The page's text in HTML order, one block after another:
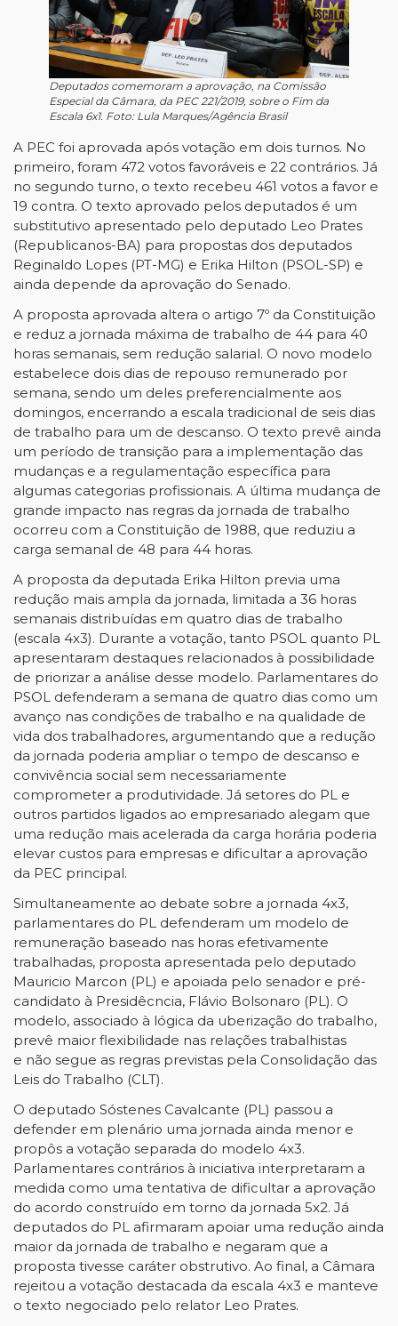
Deputados comemoram a aprovação, na Comissão
Especial da Câmara, da PEC 221/2019, sobre o Fim da
Escala 6x1. Foto: Lula Marques/Agência Brasil
A PEC foi aprovada após votação em dois turnos. No
primeiro, foram 472 votos favoráveis e 22 contrários. Já
no segundo turno, o texto recebeu 461 votos a favor e
19 contra. O texto aprovado pelos deputados é um
substitutivo apresentado pelo deputado Leo Prates
(Republicanos-BA) para propostas dos deputados
Reginaldo Lopes (PT-MG) e Erika Hilton (PSOL-SP) e
ainda depende da aprovação do Senado.
A proposta aprovada altera o artigo 7º da Constituição
e reduz a jornada máxima de trabalho de 44 para 40
horas semanais, sem redução salarial. O novo modelo
estabelece dois dias de repouso remunerado por
semana, sendo um deles preferencialmente aos
domingos, encerrando a escala tradicional de seis dias
de trabalho para um de descanso. O texto prevê ainda
um período de transição para a implementação das
mudanças e a regulamentação específica para
algumas categorias profissionais. A última mudança de
grande impacto nas regras da jornada de trabalho
ocorreu com a Constituição de 1988, que reduziu a
carga semanal de 48 para 44 horas.
A proposta da deputada Erika Hilton previa uma
redução mais ampla da jornada, limitada a 36 horas
semanais distribuídas em quatro dias de trabalho
(escala 4x3). Durante a votação, tanto PSOL quanto PL
apresentaram destaques relacionados à possibilidade
de priorizar a análise desse modelo. Parlamentares do
PSOL defenderam a semana de quatro dias como um
avanço nas condições de trabalho e na qualidade de
vida dos trabalhadores, argumentando que a redução
da jornada poderia ampliar o tempo de descanso e
convivência social sem necessariamente
comprometer a produtividade. Já setores do PL e
outros partidos ligados ao empresariado alegam que
uma redução mais acelerada da carga horária poderia
elevar custos para empresas e dificultar a aprovação
da PEC principal.
Simultaneamente ao debate sobre a jornada 4x3,
parlamentares do PL defenderam um modelo de
remuneração baseado nas horas efetivamente
trabalhadas, proposta apresentada pelo deputado
Mauricio Marcon (PL) e apoiada pelo senador e pré-
candidato à Presidêcncia, Flávio Bolsonaro (PL). O
modelo, associado à lógica da uberização do trabalho,
prevê maior flexibilidade nas relações trabalhistas
e não segue as regras previstas pela Consolidação das
Leis do Trabalho (CLT).
O deputado Sóstenes Cavalcante (PL) passou a
defender em plenário uma jornada ainda menor e
propôs a votação separada do modelo 4x3.
Parlamentares contrários à iniciativa interpretaram a
medida como uma tentativa de dificultar a aprovação
do acordo construído em torno da jornada 5x2. Já
deputados do PL afirmaram apoiar uma redução ainda
maior da jornada de trabalho e negaram que a
proposta tivesse caráter obstrutivo. Ao final, a Câmara
rejeitou a votação destacada da escala 4x3 e manteve
o texto negociado pelo relator Leo Prates.